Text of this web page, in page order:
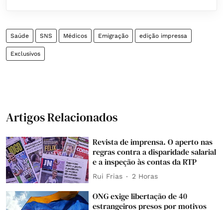
Saúde SNS Médicos Emigração edição impressa
Exclusivos
Artigos Relacionados
Revista de imprensa. O aperto nas
regras contra a disparidade salarial
e a inspeção às contas da RTP
Rui Frias 2 Horas
ONG exige libertação de 40
estrangeiros presos por motivos